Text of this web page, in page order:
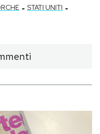
- STATI UNITI -